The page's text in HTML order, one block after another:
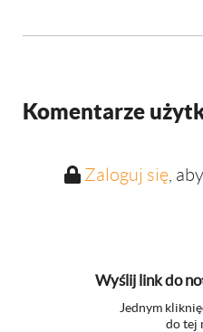
Komentarze
Zaloguj się,
Wyślij link do
Jednym
do tej